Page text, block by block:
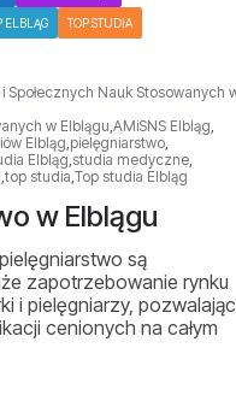
ELBLĄG TOP STUDIA
Nauk Stosowanych
w Elblągu AMiSNS Elbląg
Elbląg pielęgniarstwo
Elbląg studia medyczne
top studia Top studia Elbląg
w Elblągu
są
zapotrzebowanie rynku
i pielęgniarzy, pozwalając
cenionych na całym